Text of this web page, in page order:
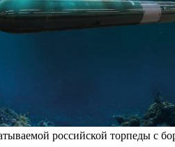
российской торпеды с